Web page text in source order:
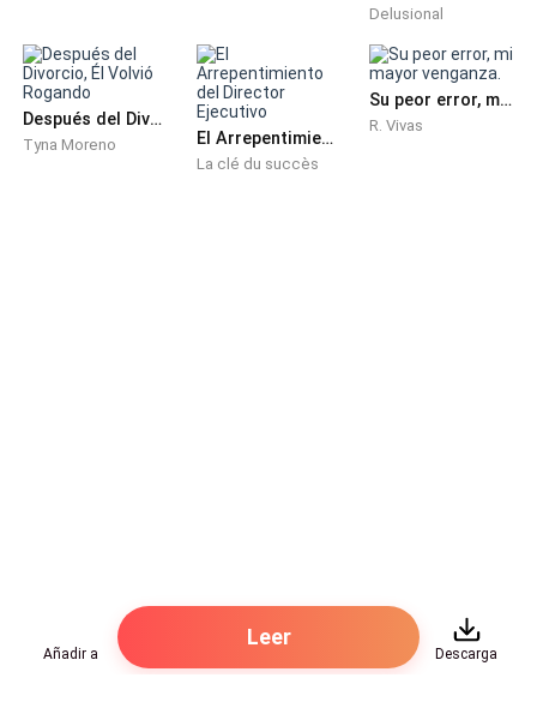
Aun así, seguí caminando hacia el área de los baños
para lavarme la cara, porque sentía mi rostro y mi
cuerpo caliente. Era algo extraño, jamás me había
sentido así. Antes de llegar a estos, alguien me tomó
por la cintura y me arrastró hacia las escaleras.
audición estaban fatales esa noche, todo lo veía y lo
escuchaba muy confuso.
Delusional
Después del Divorcio, Él Volvió Rogando
Tyna Moreno El Arrepentimiento del Director Ejecutivo
La clé du succès
Su peor error, mi mayor venganza.
R. Vivas
Añadir a
Leer
Descarga